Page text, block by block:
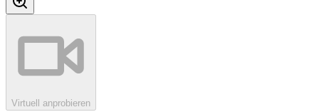
Virtuell anprobieren